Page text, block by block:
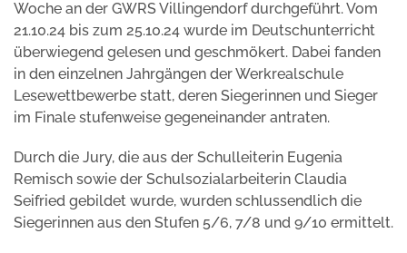
Woche an der GWRS Villingendorf durchgeführt. Vom
21.10.24 bis zum 25.10.24 wurde im Deutschunterricht
überwiegend gelesen und geschmökert. Dabei fanden
in den einzelnen Jahrgängen der Werkrealschule
Lesewettbewerbe statt, deren Siegerinnen und Sieger
im Finale stufenweise gegeneinander antraten.
Durch die Jury, die aus der Schulleiterin Eugenia
Remisch sowie der Schulsozialarbeiterin Claudia
Seifried gebildet wurde, wurden schlussendlich die
Siegerinnen aus den Stufen 5/6, 7/8 und 9/10 ermittelt.